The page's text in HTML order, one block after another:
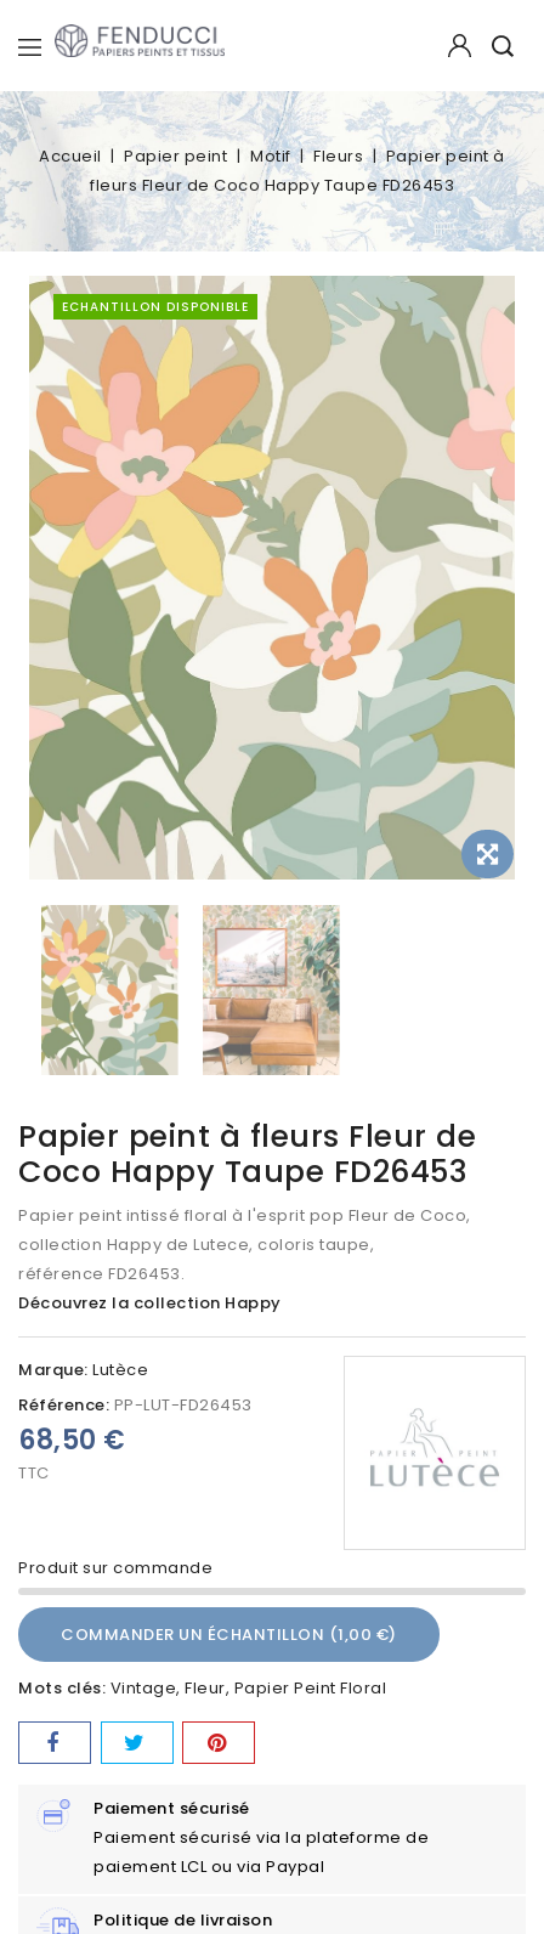
Accueil Papier peint Motif Fleurs
Papier peint à
fleurs Fleur de Coco Happy Taupe FD26453
ECHANTILLON DISPONIBLE
Papier peint à fleurs Fleur de
Coco Happy Taupe FD26453
Papier peint intissé floral à l'esprit pop Fleur de Coco,
collection Happy de Lutece, coloris taupe,
référence FD26453.
Découvrez la collection Happy
Marque: Lutèce
Référence: PP-LUT-FD26453
Produit sur commande
68,50 €
TTC
COMMANDER UN ÉCHANTILLON (1,00 €)
Mots clés: Vintage Fleur Papier Peint Floral
Paiement sécurisé
Paiement sécurisé via la plateforme de
paiement LCL ou via Paypal
Politique de livraison